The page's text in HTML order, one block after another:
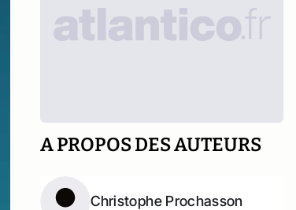
A PROPOS DES AUTEURS
Christophe Prochasson